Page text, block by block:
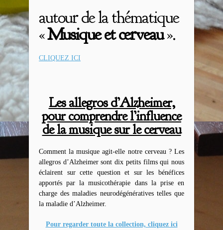
autour de la thématique
«Musique et cerveau».
CLIQUEZ ICI
Les allegros d’Alzheimer,
pour comprendre l’influence
de la musique sur le cerveau
Comment la musique agit-elle notre cerveau ? Les
allegros d’Alzheimer sont dix petits films qui nous
éclairent sur cette question et sur les bénéfices
apportés par la musicothérapie dans la prise en
charge des maladies neurodégénératives telles que
la maladie d’Alzheimer.
Pour regarder toute la collection, cliquez ici